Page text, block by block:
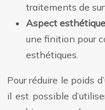
traitements de
Aspect
une finition pour
esthétiques.
Pour réduire le poids
il est possible